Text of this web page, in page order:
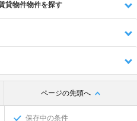
貸物件物件を探す
ページの先頭へ
保存中の条件